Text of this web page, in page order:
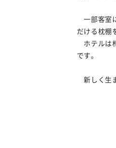
一部客室
だける枕棚
ホテルは
です。
新しく生